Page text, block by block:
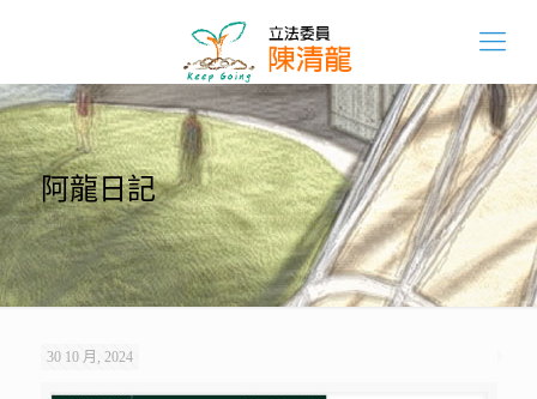
阿龍日記
30 10 月, 2024